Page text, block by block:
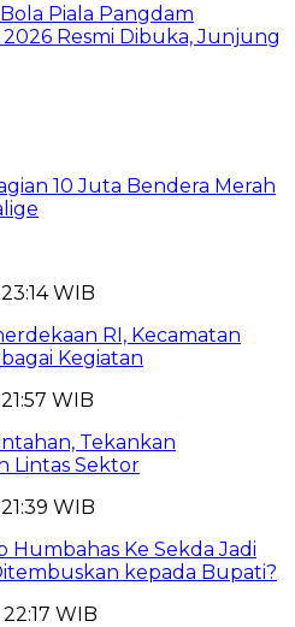
Piala Pangdam
Resmi Dibuka, Junjung
10 Juta Bendera Merah
WIB
RI, Kecamatan
Kegiatan
WIB
Tekankan
Lintas Sektor
WIB
Ke Sekda Jadi
kepada Bupati?
WIB